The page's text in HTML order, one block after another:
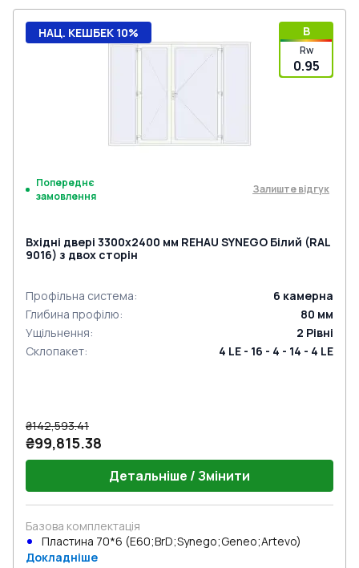
B
Rw
0.95
НАЦ. КЕШБЕК 10%
Попереднє
замовлення
Залиште відгук
Вхідні двері 3300x2400 мм REHAU SYNEGO Білий (RAL
9016) з двох сторін
Профільна система: 6 камерна
Глибина профілю: 80 мм
Ущільнення: 2 Рівні
Склопакет: 4 LE - 16 - 4 - 14 - 4 LE
₴142,593.41
₴99,815.38
Детальніше / Змінити
Базова комплектація
Пластина 70*6 (E60;BrD;Synego;Geneo;Artevo)
Докладніше